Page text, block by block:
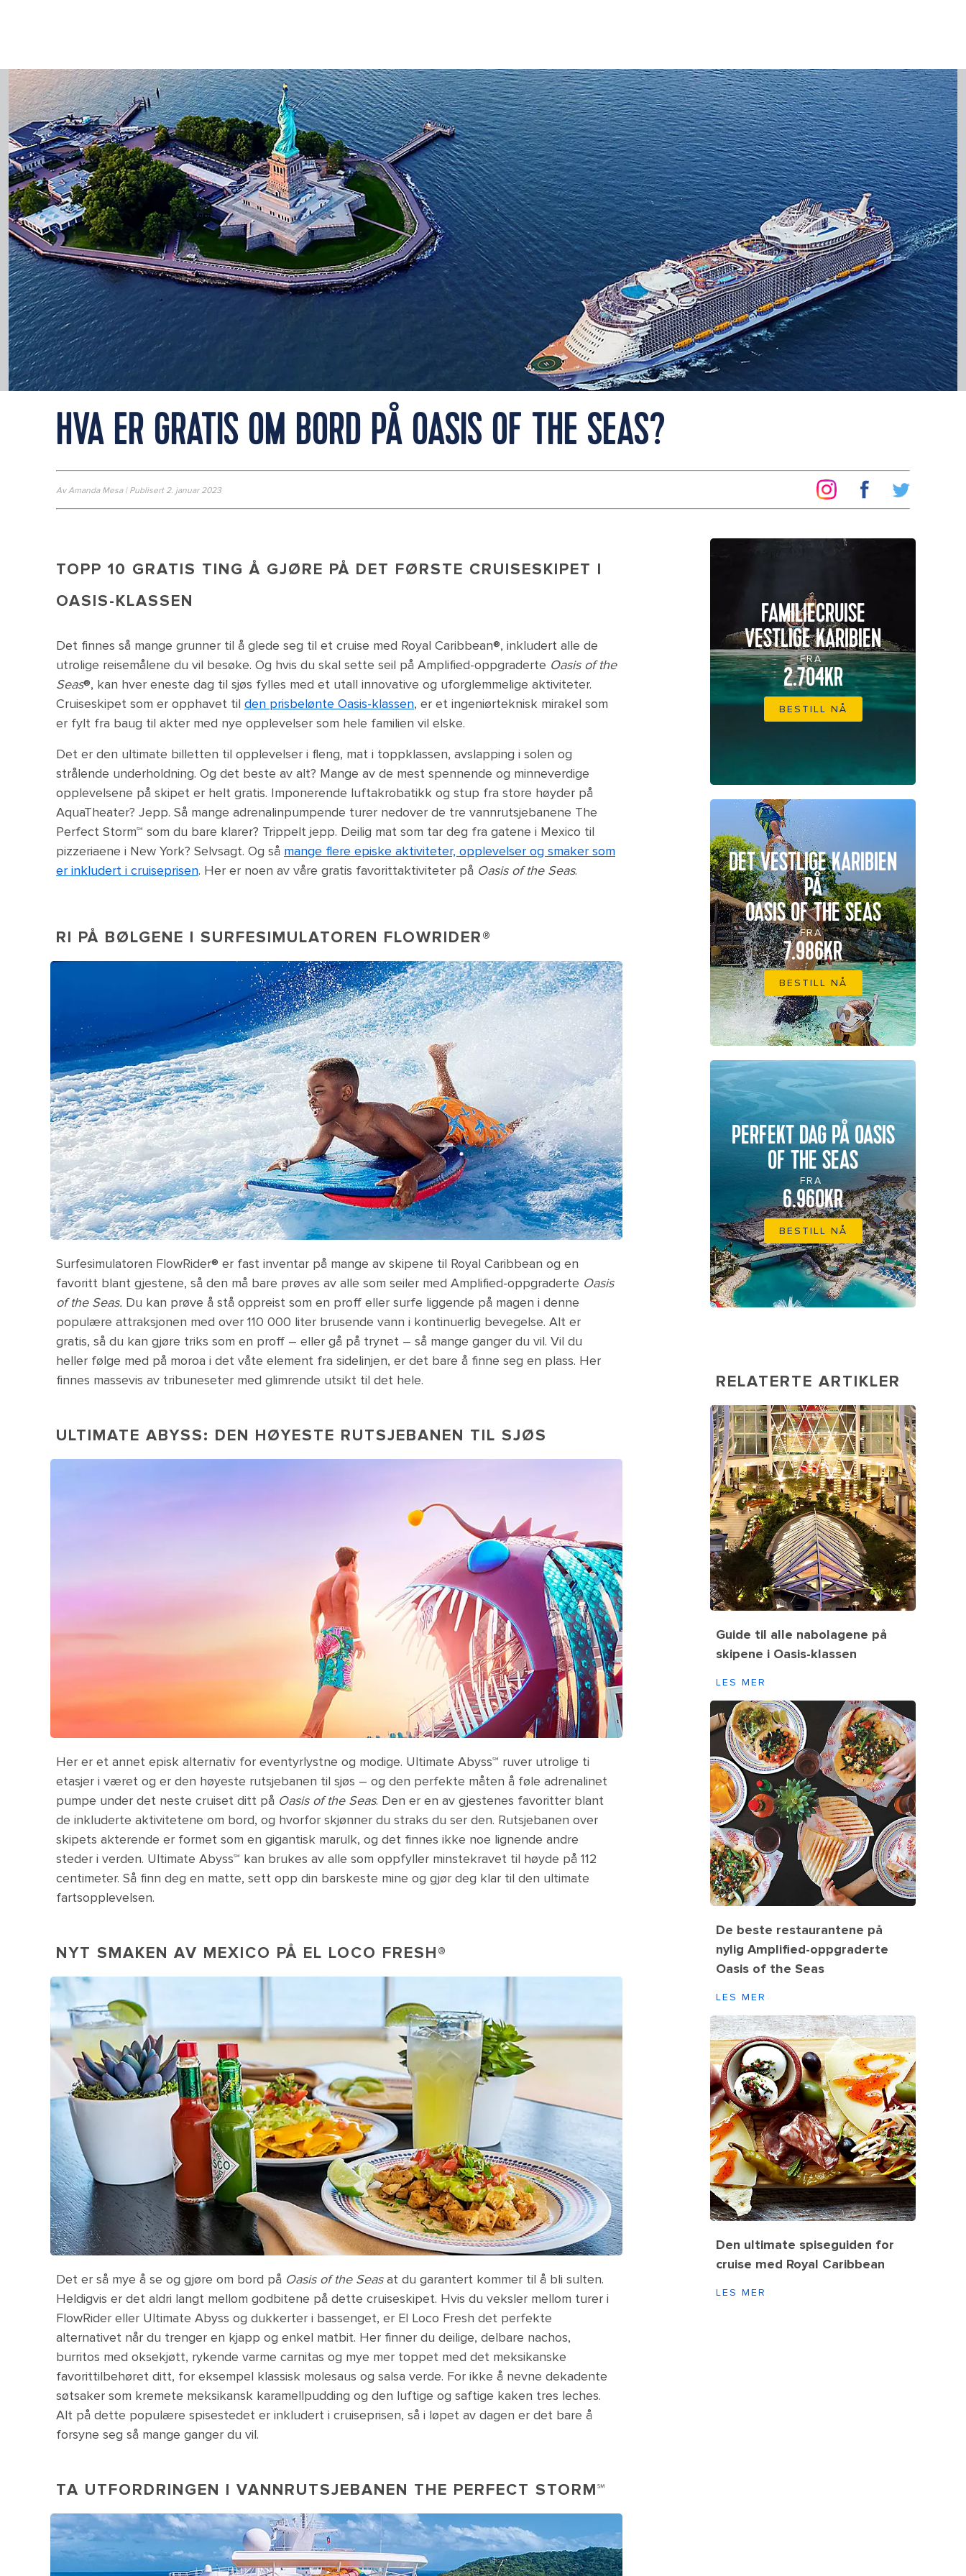
oasis of the seas new york aerial oasis
HVA ER GRATIS OM BORD PÅ OASIS OF THE SEAS?
Av Amanda Mesa | Publisert 2. januar 2023
TOPP 10 GRATIS TING Å GJØRE PÅ DET FØRSTE CRUISESKIPET I
OASIS-KLASSEN
Det finnes så mange grunner til å glede seg til et cruise med Royal Caribbean®, inkludert alle de
utrolige reisemålene du vil besøke. Og hvis du skal sette seil på Amplified-oppgraderte Oasis of the
Seas®, kan hver eneste dag til sjøs fylles med et utall innovative og uforglemmelige aktiviteter.
Cruiseskipet som er opphavet til den prisbelønte Oasis-klassen, er et ingeniørteknisk mirakel som
er fylt fra baug til akter med nye opplevelser som hele familien vil elske.
Det er den ultimate billetten til opplevelser i fleng, mat i toppklassen, avslapping i solen og
strålende underholdning. Og det beste av alt? Mange av de mest spennende og minneverdige
opplevelsene på skipet er helt gratis. Imponerende luftakrobatikk og stup fra store høyder på
AquaTheater? Jepp. Så mange adrenalinpumpende turer nedover de tre vannrutsjebanene The
Perfect Storm℠ som du bare klarer? Trippelt jepp. Deilig mat som tar deg fra gatene i Mexico til
pizzeriaene i New York? Selvsagt. Og så mange flere episke aktiviteter, opplevelser og smaker som
er inkludert i cruiseprisen. Her er noen av våre gratis favorittaktiviteter på Oasis of the Seas.
RI PÅ BØLGENE I SURFESIMULATOREN FLOWRIDER®
Surfesimulatoren FlowRider® er fast inventar på mange av skipene til Royal Caribbean og en
favoritt blant gjestene, så den må bare prøves av alle som seiler med Amplified-oppgraderte Oasis
of the Seas. Du kan prøve å stå oppreist som en proff eller surfe liggende på magen i denne
populære attraksjonen med over 110 000 liter brusende vann i kontinuerlig bevegelse. Alt er
gratis, så du kan gjøre triks som en proff – eller gå på trynet – så mange ganger du vil. Vil du
heller følge med på moroa i det våte element fra sidelinjen, er det bare å finne seg en plass. Her
finnes massevis av tribuneseter med glimrende utsikt til det hele.
ULTIMATE ABYSS: DEN HØYESTE RUTSJEBANEN TIL SJØS
Her er et annet episk alternativ for eventyrlystne og modige. Ultimate Abyss℠ ruver utrolige ti
etasjer i været og er den høyeste rutsjebanen til sjøs – og den perfekte måten å føle adrenalinet
pumpe under det neste cruiset ditt på Oasis of the Seas. Den er en av gjestenes favoritter blant
de inkluderte aktivitetene om bord, og hvorfor skjønner du straks du ser den. Rutsjebanen over
skipets akterende er formet som en gigantisk marulk, og det finnes ikke noe lignende andre
steder i verden. Ultimate Abyss℠ kan brukes av alle som oppfyller minstekravet til høyde på 112
centimeter. Så finn deg en matte, sett opp din barskeste mine og gjør deg klar til den ultimate
fartsopplevelsen.
NYT SMAKEN AV MEXICO PÅ EL LOCO FRESH®
Det er så mye å se og gjøre om bord på Oasis of the Seasat du garantert kommer til å bli sulten.
Heldigvis er det aldri langt mellom godbitene på dette cruiseskipet. Hvis du veksler mellom turer i
FlowRider eller Ultimate Abyss og dukkerter i bassenget, er El Loco Fresh det perfekte
alternativet når du trenger en kjapp og enkel matbit. Her finner du deilige, delbare nachos,
burritos med oksekjøtt, rykende varme carnitas og mye mer toppet med det meksikanske
favorittilbehøret ditt, for eksempel klassisk molesaus og salsa verde. For ikke å nevne dekadente
søtsaker som kremete meksikansk karamellpudding og den luftige og saftige kaken tres leches.
Alt på dette populære spisestedet er inkludert i cruiseprisen, så i løpet av dagen er det bare å
forsyne seg så mange ganger du vil.
TA UTFORDRINGEN I VANNRUTSJEBANEN THE PERFECT STORM℠
FAMILIECRUISE
VESTLIGE KARIBIEN
FRA
2.704KR
BESTILL NÅ
DET VESTLIGE KARIBIEN
PÅ
OASIS OF THE SEAS
FRA
7.986KR
BESTILL NÅ
PERFEKT DAG PÅ OASIS
OF THE SEAS
FRA
6.960KR
BESTILL NÅ
RELATERTE ARTIKLER
Guide til alle nabolagene på
skipene i Oasis-klassen
LES MER
De beste restaurantene på
nylig Amplified-oppgraderte
Oasis of the Seas
LES MER
Den ultimate spiseguiden for
cruise med Royal Caribbean
LES MER